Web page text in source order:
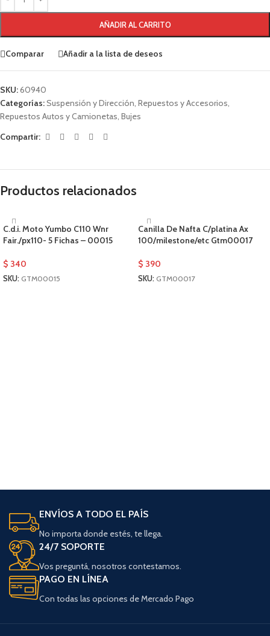
AÑADIR AL CARRITO
Comparar Añadir a la lista de deseos
SKU:60940
Categorías:Suspensión y Dirección Repuestos y Accesorios
Repuestos Autos y Camionetas Bujes
Compartir:
Productos relacionados
C.d.i. Moto Yumbo C110 Wnr
Fair./px110- 5 Fichas – 00015
$ 340
SKU: GTM00015
Canilla De Nafta C/platina Ax
100/milestone/etc Gtm00017
$ 390
SKU: GTM00017
ENVÍOS A TODO EL PAÍS
No importa donde estés, te llega.
24/7 SOPORTE
Vos preguntá, nosotros contestamos.
PAGO EN LÍNEA
Con todas las opciones de Mercado Pago